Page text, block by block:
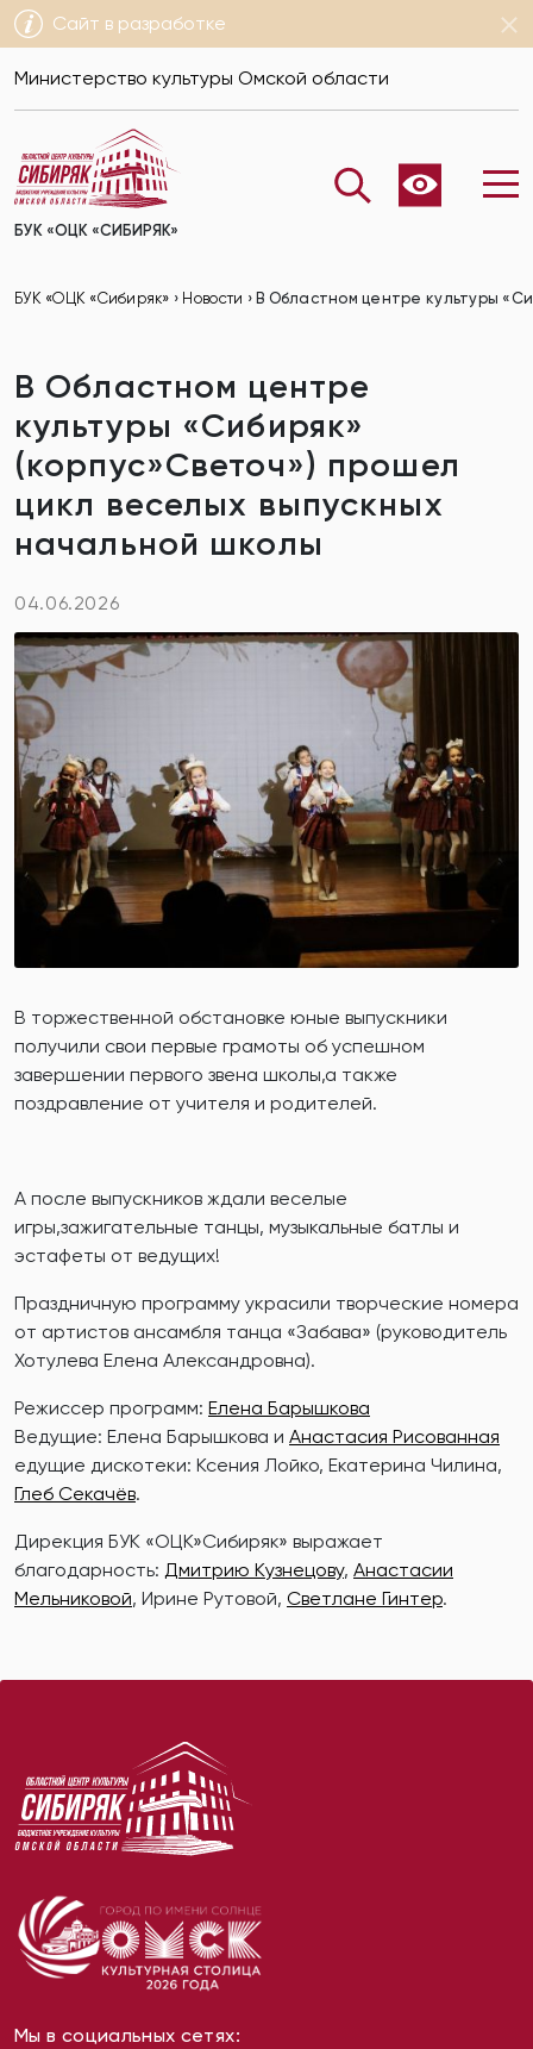
Сайт в разработке
Министерство культуры Омской области
БУК «ОЦК «СИБИРЯК»
БУК «ОЦК «Сибиряк» › Новости › В Областном центре культуры
В Областном центре
культуры «Сибиряк»
(корпус»Светоч») прошел
цикл веселых выпускных
начальной школы
04.06.2026
В торжественной обстановке юные выпускники
получили свои первые грамоты об успешном
завершении первого звена школы,а также
поздравление от учителя и родителей.
А после выпускников ждали веселые
игры,зажигательные танцы, музыкальные батлы и
эстафеты от ведущих!
Праздничную программу украсили творческие номера
от артистов ансамбля танца «Забава» (руководитель
Хотулева Елена Александровна).
Режиссер программ: Елена Барышкова
Ведущие: Елена Барышкова и Анастасия Рисованная
едущие дискотеки: Ксения Лойко, Екатерина Чилина,
Глеб Секачёв.
Дирекция БУК «ОЦК»Сибиряк» выражает
благодарность: Дмитрию Кузнецову, Анастасии
Мельниковой, Ирине Рутовой, Светлане Гинтер.
Мы в социальных сетях: